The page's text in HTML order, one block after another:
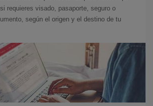
requieres visado, pasaporte, seguro o
según el origen y el destino de tu